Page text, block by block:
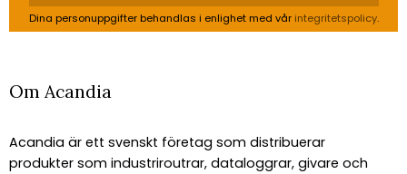
Dina personuppgifter behandlas i enlighet med vår integritetspolicy.
Om Acandia
Acandia är ett svenskt företag som distribuerar
produkter som industriroutrar, dataloggrar, givare och